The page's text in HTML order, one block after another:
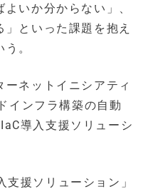
いか分からない」、
」といった課題を抱え
。
ネットイニシアティ
インフラ構築の自動
導入支援ソリューシ
援ソリューション」